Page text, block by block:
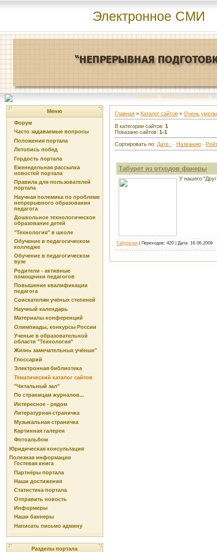
Электронное СМИ
Главная | Команда портала | О
Меню
Форум
Часто задаваемые вопросы
Положения портала
Летопись побед
Гордость портала
Еженедельная рассылка
новостей портала
Правила для пользователей
портала
Научная полемика по проблеме
непрерывного образования
педагога
Дошкольное технологическое
образование детей
"Технология" в школе
Обучение в педагогическом
колледже
Обучение в педагогическом
вузе
Родители - активные
помощники педагогов
Повышение квалификации
педагога
Соискателям учёных степеней
Научный календарь
Материалы конференций
Олимпиады, конкурсы России
Ученые в образовательной
области "Технология"
Жизнь замечательных учёных"
Глоссарий
Электронная библиотека
Тематический каталог сайтов
"Читальный зал"
По страницам журналов...
Интересное - рядом
Литературная страничка
Музыкальная страничка
Картинная галерея
Фотоальбом
Юридическая консультация
Полезная информация
Гостевая книга
Партнёры портала
Наши достижения
Статистика портала
Отправить новость
Информеры
Наши баннеры
Написать письмо админу
Разделы портала
Главная » Каталог сайтов » Очень
В категории сайтов: 1
Показано сайтов: 1-1
Сортировать по: Дате · Названию ·
Табурет из отходов фанеры
У нашего
Табуретки | Переходов: 420 | Дата: 16.06.2009